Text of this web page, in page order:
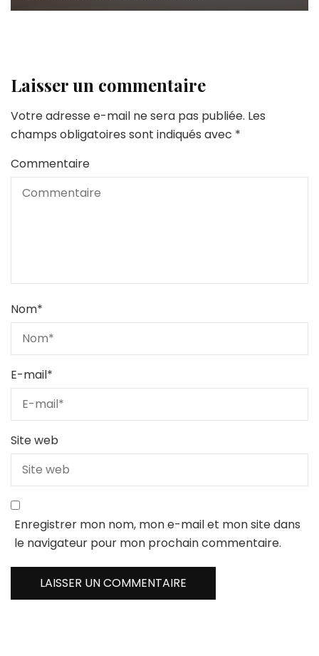
Laisser un commentaire
Votre adresse e-mail ne sera pas publiée. Les
champs obligatoires sont indiqués avec *
Commentaire
Nom*
E-mail*
Site web
Enregistrer mon nom, mon e-mail et mon site dans
le navigateur pour mon prochain commentaire.